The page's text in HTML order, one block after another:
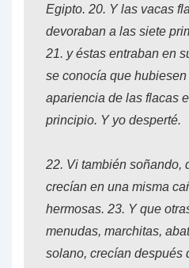
Egipto. 20. Y las vacas
devoraban a las siete
21. y éstas entraban en
se conocía que
apariencia de las flacas
principio. Y yo desperté.
22. Vi también soñando,
crecían en una misma
hermosas. 23. Y que
menudas, marchitas,
solano, crecían después